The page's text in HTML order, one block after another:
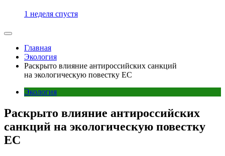
1 неделя спустя
Главная
Экология
Раскрыто влияние антироссийских санкций
на экологическую повестку ЕС
Экология
Раскрыто влияние антироссийских
санкций на экологическую повестку
ЕС